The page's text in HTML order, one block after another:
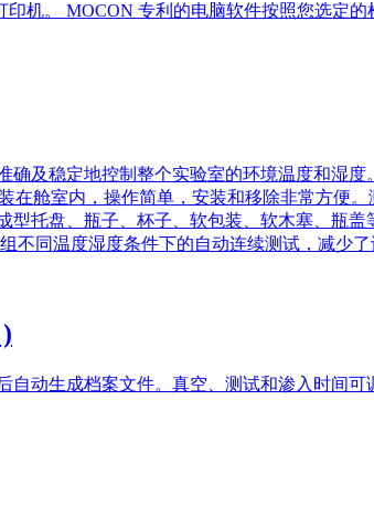
机。 MOCON 专利的电脑软件按照您选定
及稳定地控制整个实验室的环境温度和湿
在舱室内，操作简单，安装和移除非常方便
托盘、瓶子、杯子、软包装、软木塞、瓶
同温度湿度条件下的自动连续测试，减少了
动生成档案文件。真空、测试和渗入时间